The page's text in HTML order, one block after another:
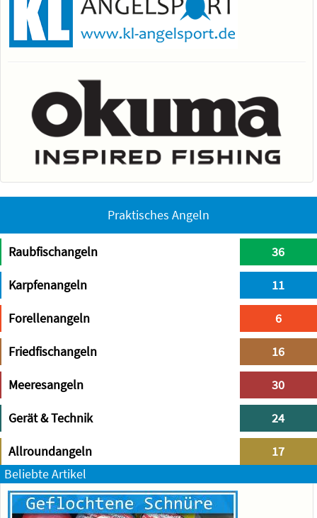
Praktisches Angeln
Raubfischangeln 36
Karpfenangeln 11
Forellenangeln 6
Friedfischangeln 16
Meeresangeln 30
Gerät & Technik 24
Allroundangeln
17
Beliebte Artikel